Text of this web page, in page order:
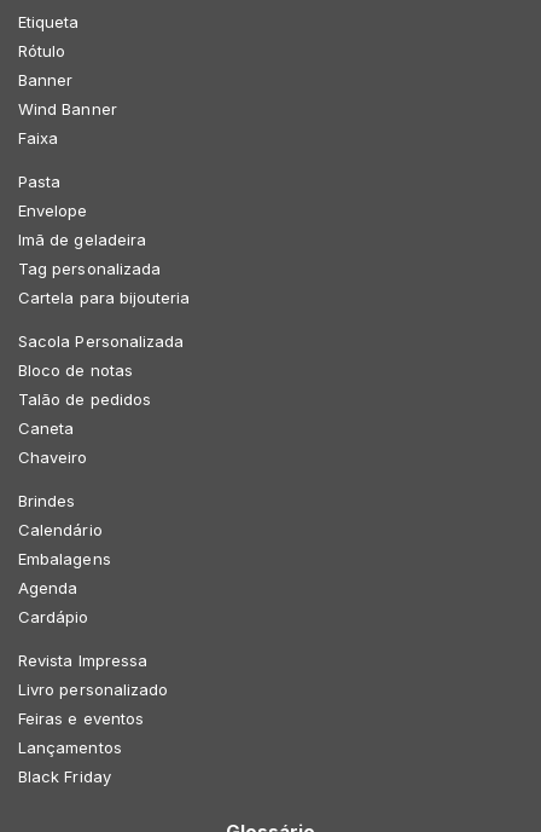
Etiqueta
Rótulo
Banner
Wind Banner
Faixa
Pasta
Envelope
Imã de geladeira
Tag personalizada
Cartela para bijouteria
Sacola Personalizada
Bloco de notas
Talão de pedidos
Caneta
Chaveiro
Brindes
Calendário
Embalagens
Agenda
Cardápio
Revista Impressa
Livro personalizado
Feiras e eventos
Lançamentos
Black Friday